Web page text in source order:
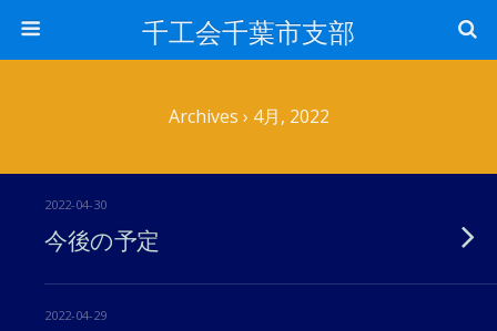
千工会千葉市支部
Archives › 4月, 2022
2022-04-30
今後の予定
2022-04-29